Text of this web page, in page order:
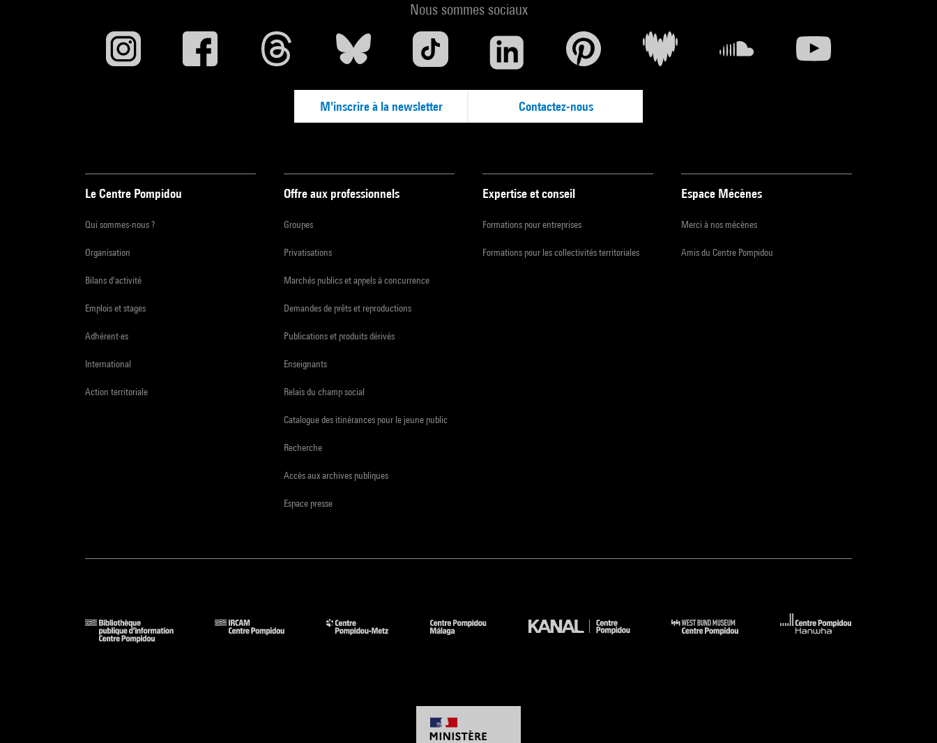
Nous sommes sociaux
M'inscrire à la newsletter Contactez-nous
Le Centre Pompidou
Qui sommes-nous ?
Organisation
Bilans d'activité
Emplois et stages
Adhérent·es
International
Action territoriale
Offre aux professionnels
Groupes
Privatisations
Marchés publics et appels à concurrence
Demandes de prêts et reproductions
Publications et produits dérivés
Enseignants
Relais du champ social
Catalogue des itinérances pour le jeune public
Recherche
Accès aux archives publiques
Espace presse
Expertise et conseil
Formations pour entreprises
Formations pour les collectivités territoriales
Espace Mécènes
Merci à nos mécènes
Amis du Centre Pompidou